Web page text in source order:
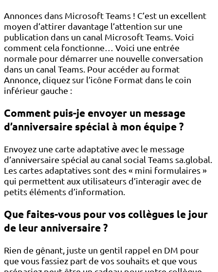
Annonces dans Microsoft Teams ! C’est un excellent
moyen d’attirer davantage l’attention sur une
publication dans un canal Microsoft Teams. Voici
comment cela fonctionne… Voici une entrée
normale pour démarrer une nouvelle conversation
dans un canal Teams. Pour accéder au format
Annonce, cliquez sur l’icône Format dans le coin
inférieur gauche :
Comment puis-je envoyer un message
d’anniversaire spécial à mon équipe ?
Envoyez une carte adaptative avec le message
d’anniversaire spécial au canal social Teams sa.global.
Les cartes adaptatives sont des « mini ​​formulaires »
qui permettent aux utilisateurs d’interagir avec de
petits éléments d’information.
Que faites-vous pour vos collègues le jour
de leur anniversaire ?
Rien de gênant, juste un gentil rappel en DM pour
que vous fassiez part de vos souhaits et que vous